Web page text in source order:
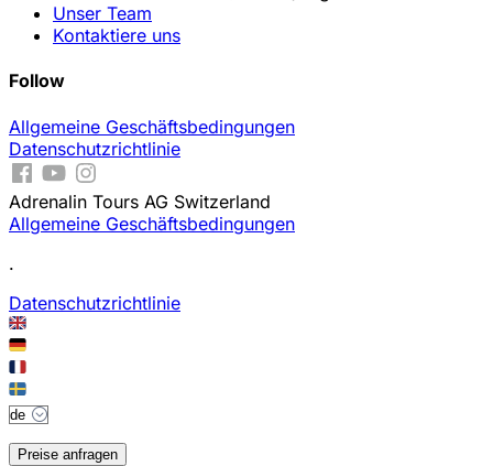
Unser Team
Kontaktiere uns
Follow
Allgemeine Geschäftsbedingungen
Datenschutzrichtlinie
Adrenalin Tours AG Switzerland
Allgemeine Geschäftsbedingungen
.
Datenschutzrichtlinie
Preise anfragen